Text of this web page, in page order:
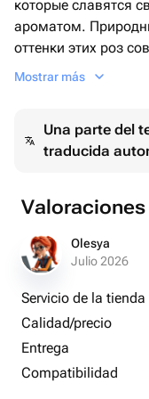
которые славятся
ароматом.
оттенки этих роз
того, композицию
подходит в
глаз и приносить
Mostrar más
Una parte del
traducida
Olesya
Julio 2026
Servicio de la tienda
Calidad/precio
Entrega
Compatibilidad